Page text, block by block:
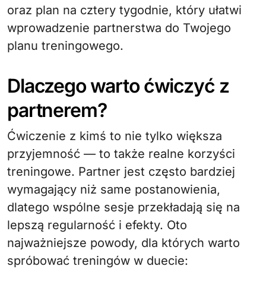
oraz plan na cztery tygodnie, który ułatwi
wprowadzenie partnerstwa do Twojego
planu treningowego.
Dlaczego warto ćwiczyć z
partnerem?
Ćwiczenie z kimś to nie tylko większa
przyjemność — to także realne korzyści
treningowe. Partner jest często bardziej
wymagający niż same postanowienia,
dlatego wspólne sesje przekładają się na
lepszą regularność i efekty. Oto
najważniejsze powody, dla których warto
spróbować treningów w duecie: